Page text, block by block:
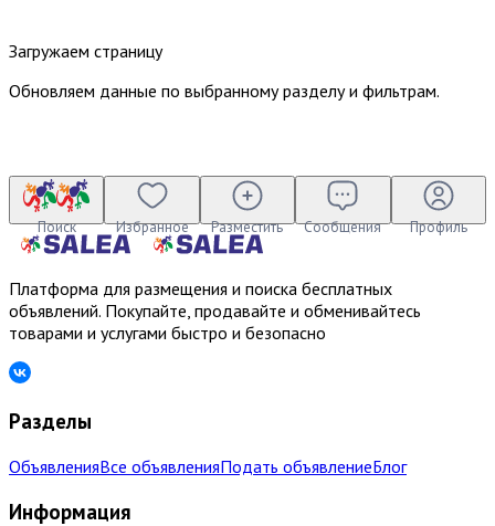
Загружаем страницу
Обновляем данные по выбранному разделу и фильтрам.
Поиск Избранное Разместить Сообщения Профиль
Платформа для размещения и поиска бесплатных
объявлений. Покупайте, продавайте и обменивайтесь
товарами и услугами быстро и безопасно
Разделы
ОбъявленияВсе объявленияПодать объявлениеБлог
Информация